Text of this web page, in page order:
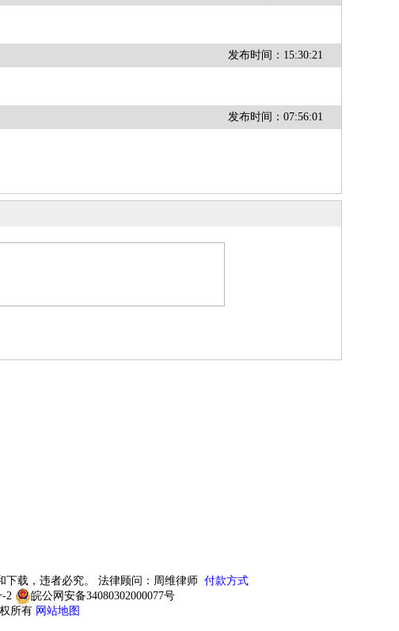
发布时间：15:30:21
发布时间：07:56:01
下载，违者必究。 法律顾问：周维律师 付款方式
-2
皖公网安备34080302000077号
所有 网站地图